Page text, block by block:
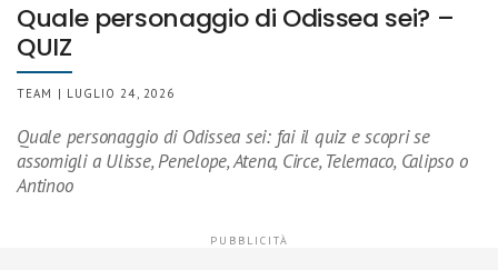
Quale personaggio di Odissea sei? –
QUIZ
TEAM | LUGLIO 24, 2026
Quale personaggio di Odissea sei: fai il quiz e scopri se
assomigli a Ulisse, Penelope, Atena, Circe, Telemaco, Calipso o
Antinoo